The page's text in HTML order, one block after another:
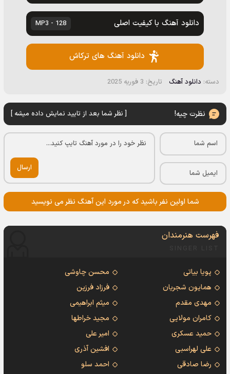
دانلود آهنگ با کیفیت اصلی 128 - MP3
دانلود آهنگ های ترکاش
دسته: دانلود آهنگ تاریخ: 3 فوریه 2025
نظرت چیه! [ نظر شما بعد از تایید نمایش داده میشه ]
ارسال
شما اولین نفر باشید که در مورد این آهنگ نظر می نویسید
فهرست هنرمندان
پویا بیاتی
محسن چاوشی
همایون شجریان
فرزاد فرزین
مهدی مقدم
میثم ابراهیمی
کامران مولایی
مجید خراطها
حمید عسکری
امیر علی
علی لهراسبی
افشین آذری
رضا صادقی
احمد سلو